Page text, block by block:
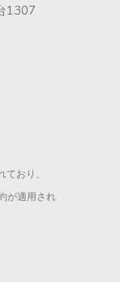
1307
おり、
が適用され